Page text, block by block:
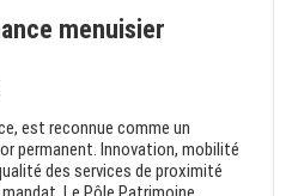
menuisier
est reconnue comme un
permanent. Innovation, mobilité
des services de proximité